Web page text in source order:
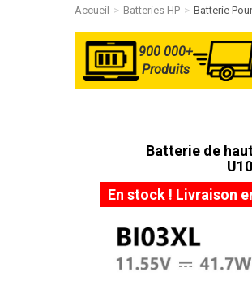
Accueil Batteries HP Batterie
900 000+
Produits
Batterie de
En stock ! Livraison